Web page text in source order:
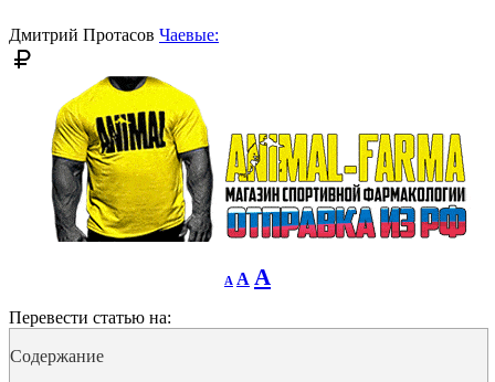
Дмитрий Протасов Чаевые:
A
Decrease
font
A Reset
font
A
size.
Перевести статью на:
Содержание